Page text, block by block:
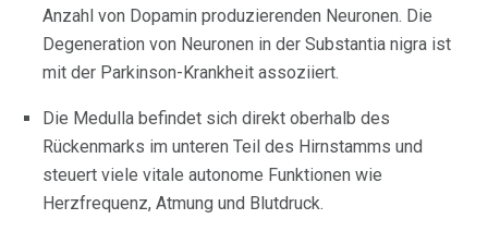
Anzahl von Dopamin produzierenden Neuronen. Die
Degeneration von Neuronen in der Substantia nigra ist
mit der Parkinson-Krankheit assoziiert.
Die Medulla befindet sich direkt oberhalb des
Rückenmarks im unteren Teil des Hirnstamms und
steuert viele vitale autonome Funktionen wie
Herzfrequenz, Atmung und Blutdruck.